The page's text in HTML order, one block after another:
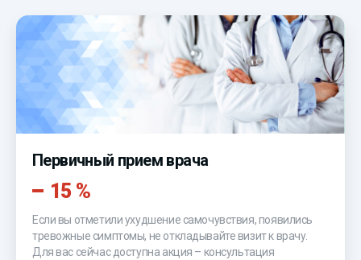
Первичный прием врача
15 %
Если вы отметили ухудшение самочувствия, появились
тревожные симптомы, не откладывайте визит к врачу.
Для вас сейчас доступна акция – консультация